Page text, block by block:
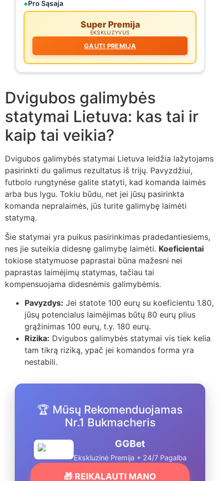
Pro Sąsaja
Super Premija
EKSKLUZYVUS
GAUTI PREMIJĄ
Dvigubos galimybės
statymai Lietuva: kas tai ir
kaip tai veikia?
Dvigubos galimybės statymai Lietuva leidžia lažytojams
pasirinkti du galimus rezultatus iš trijų. Pavyzdžiui,
futbolo rungtynėse galite statyti, kad komanda laimės
arba bus lygu. Tokiu būdu, net jei jūsų pasirinkta
komanda nepralaimės, jūs turite galimybę laimėti
statymą.
Šie statymai yra puikus pasirinkimas pradedantiesiems,
nes jie suteikia didesnę galimybę laimėti. Koeficientai
tokiose statymuose paprastai būna mažesni nei
paprastas laimėjimų statymas, tačiau tai
kompensuojama didesnėmis galimybėmis.
Pavyzdys: Jei statote 100 eurų su koeficientu 1.80,
jūsų potencialus laimėjimas būtų 80 eurų plius
grąžinimas 100 eurų, t.y. 180 eurų.
Rizika: Dvigubos galimybės statymai vis tiek kelia
tam tikrą riziką, ypač jei komandos forma yra
nestabili.
🏆 Mūsų Rekomenduojamas
Nr.1 Bukmacheris
GGBet
Ekskluzinė Premija + 24/7 Pagalba
🎁 REIKALAUTI MANO